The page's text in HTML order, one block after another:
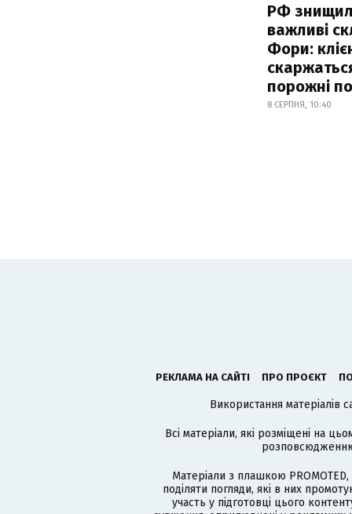
РФ
важливі
Фори:
порожні
8 СЕРПНЯ, 10:40
РЕКЛАМА НА САЙТІ ПРО ПРОЄКТ
Використання матеріалів
Всі матеріали, які розміщені на
розповсюдженню
Матеріали з плашкою
поділяти погляди, які в них
участь у підготовці цього